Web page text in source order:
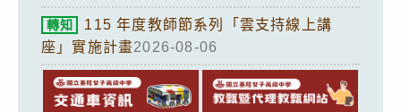
轉知
115 年度教師節系列「雲支持線上講
座」實施計畫2026-08-06